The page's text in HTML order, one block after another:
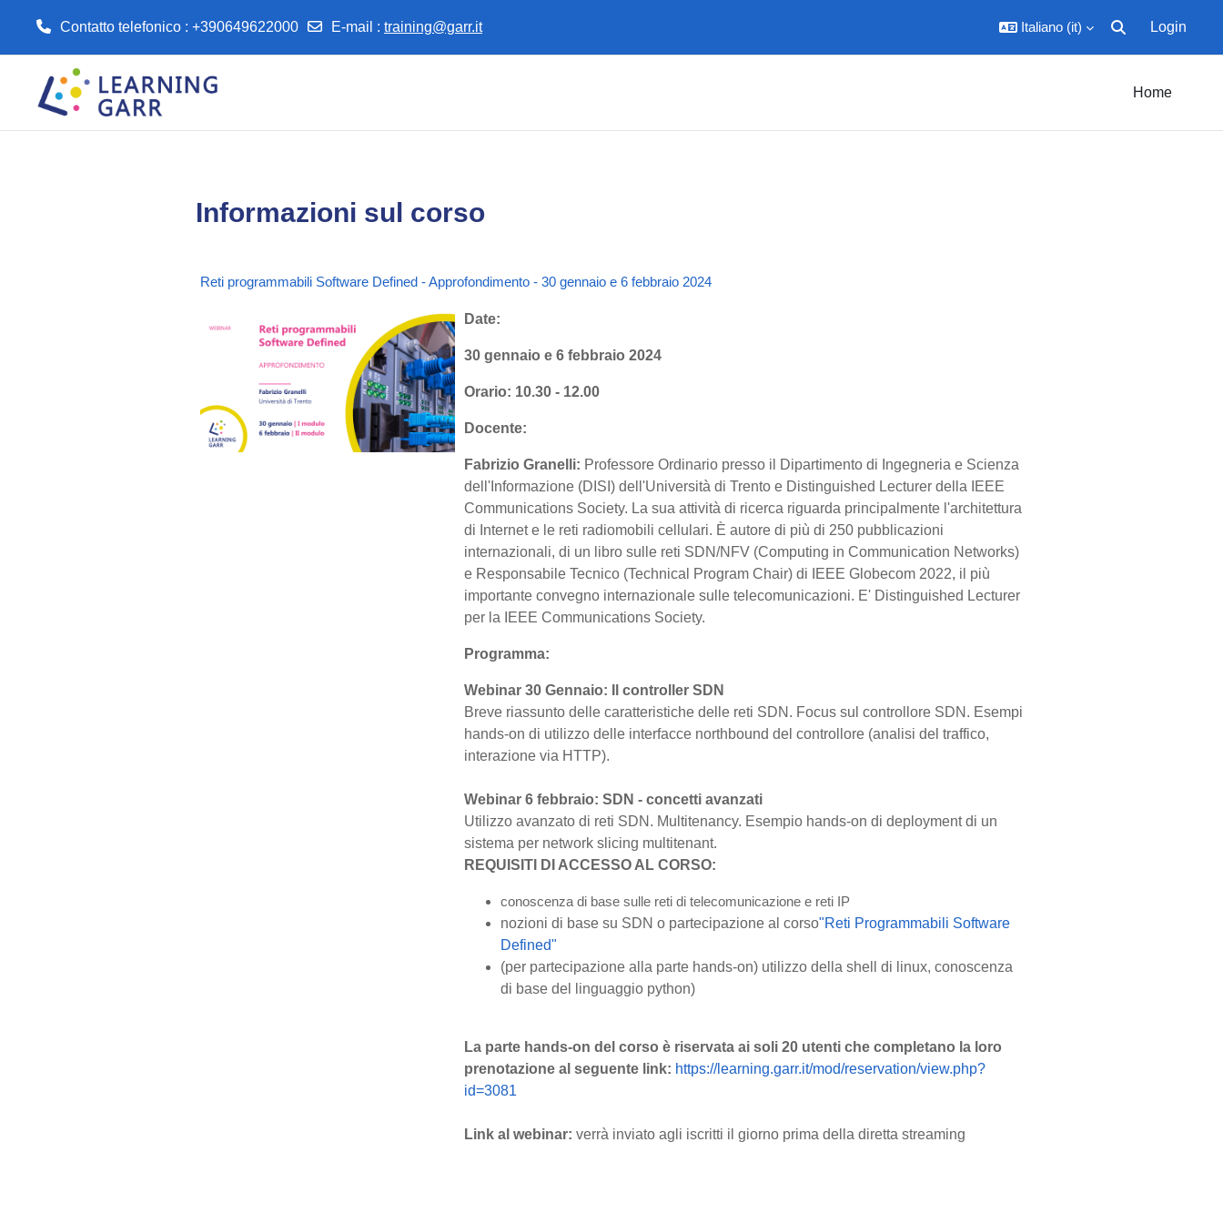
Contatto telefonico : +390649622000 E-mail : training@garr.it Italiano ‎(it)‎
Attiva/disattiva
Login
Home
Informazioni sul corso
Reti programmabili Software Defined - Approfondimento - 30 gennaio e 6 febbraio 2024
Date:
30 gennaio e 6 febbraio 2024
Orario: 10.30 - 12.00
Docente:
Fabrizio Granelli: Professore Ordinario presso il Dipartimento di Ingegneria e Scienza
dell'Informazione (DISI) dell'Università di Trento e Distinguished Lecturer della IEEE
Communications Society. La sua attività di ricerca riguarda principalmente l'architettura
di Internet e le reti radiomobili cellulari. È autore di più di 250 pubblicazioni
internazionali, di un libro sulle reti SDN/NFV (Computing in Communication Networks)
e Responsabile Tecnico (Technical Program Chair) di IEEE Globecom 2022, il più
importante convegno internazionale sulle telecomunicazioni. E' Distinguished Lecturer
per la IEEE Communications Society.
Programma:
Webinar 30 Gennaio: Il controller SDN
Breve riassunto delle caratteristiche delle reti SDN. Focus sul controllore SDN. Esempi
hands-on di utilizzo delle interfacce northbound del controllore (analisi del traffico,
interazione via HTTP).
Webinar 6 febbraio: SDN - concetti avanzati
Utilizzo avanzato di reti SDN. Multitenancy. Esempio hands-on di deployment di un
sistema per network slicing multitenant.
REQUISITI DI ACCESSO AL CORSO:
conoscenza di base sulle reti di telecomunicazione e reti IP
nozioni di base su SDN o partecipazione al corso"Reti Programmabili Software
Defined"
(per partecipazione alla parte hands-on) utilizzo della shell di linux, conoscenza
di base del linguaggio python)
La parte hands-on del corso è riservata ai soli 20 utenti che completano la loro
prenotazione al seguente link: https://learning.garr.it/mod/reservation/view.php?
id=3081
Link al webinar: verrà inviato agli iscritti il giorno prima della diretta streaming